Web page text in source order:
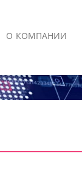
О КОМПАНИИ